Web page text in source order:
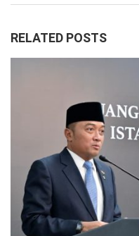
RELATED POSTS